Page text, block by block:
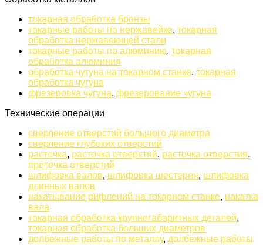
токарная обработка бронзы
токарные работы по нержавейке, токарная
обработка нержавеющей стали
токарные работы по алюминию, токарная
обработка алюминия
обработка чугуна на токарном станке, токарная
обработка чугуна
фрезеровка чугуна, фрезерование чугуна
Технические операции
сверление отверстий большого диаметра
сверление глубоких отверстий
расточка, расточка отверстий, расточка отверстия,
проточка отверстий
шлифовка валов, шлифовка шестерен, шлифовка
длинных валов
накатывание рифлений на токарном станке, накатка
вала
токарная обработка крупногабаритных деталей,
токарная обработка больших диаметров
долбежные работы по металлу, долбежные работы